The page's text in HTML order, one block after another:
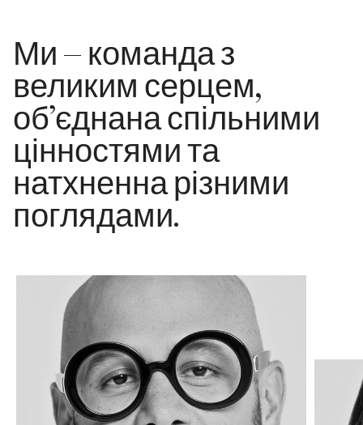
Ми – команда з
великим серцем,
об’єднана спільними
цінностями та
натхненна різними
поглядами.